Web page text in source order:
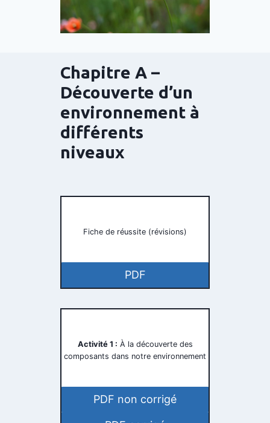
Chapitre A –
Découverte d’un
environnement à
différents
niveaux
Fiche de réussite (révisions)
PDF
Activité 1 : À la découverte des
composants dans notre environnement
PDF non corrigé